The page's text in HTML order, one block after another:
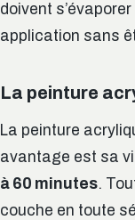
doivent
application sans
La peinture
La peinture
avantage est sa
à 60 minutes.
couche en toute